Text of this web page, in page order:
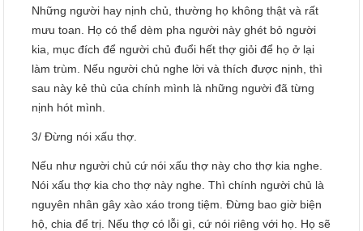
Những người hay nịnh chủ, thường họ không thật và rất
mưu toan. Họ có thể dèm pha người này ghét bỏ người
kia, mục đích để người chủ đuổi hết thợ giỏi để họ ở lại
làm trùm. Nếu người chủ nghe lời và thích được nịnh, thì
sau này kẻ thù của chính mình là những người đã từng
nịnh hót mình.
3/ Đừng nói xấu thợ.
Nếu như người chủ cứ nói xấu thợ này cho thợ kia nghe.
Nói xấu thợ kia cho thợ này nghe. Thì chính người chủ là
nguyên nhân gây xào xáo trong tiệm. Đừng bao giờ biện
hộ, chia để trị. Nếu thợ có lỗi gì, cứ nói riêng với họ. Họ sẽ